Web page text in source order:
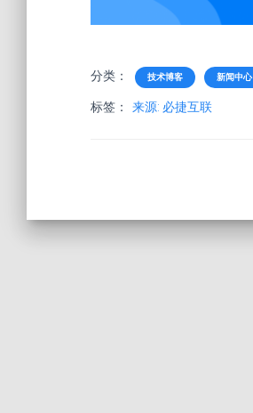
分类： 技术博客 新闻中心
标签： 来源: 必捷互联